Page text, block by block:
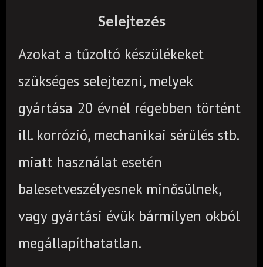
Selejtezés
Azokat a tűzoltó készülékeket
szükséges selejtezni, melyek
gyártása 20 évnél régebben történt
ill. korrózió, mechanikai sérülés stb.
miatt használat esetén
balesetveszélyesnek minősülnek,
vagy gyártási évük bármilyen okból
megállapíthatatlan.